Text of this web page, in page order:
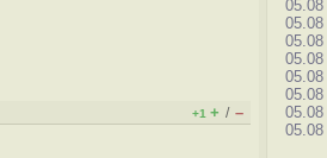
+1 + / –
05.08
05.08
05.08
05.08
05.08
05.08
05.08
05.08